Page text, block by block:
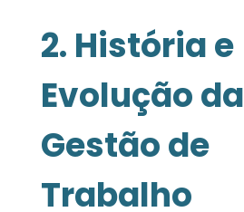
2. História e
Evolução da
Gestão de
Trabalho